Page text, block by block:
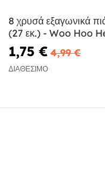
8 χρυσά εξαγωνικά
(27 εκ.) - Woo Hoo
1,75 € 4,99 €
ΔΙΑΘΈΣΙΜΟ